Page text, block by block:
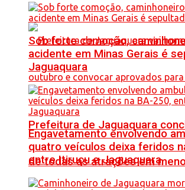
Prefeitura de Jaguaquara
de todas as atrações em
Sob forte comoção,
acidente em Minas Gerais é
Jaguaquara
Engavetamento envolvendo
quatro veículos deixa feridos
entre Itiruçu e Jaguaquara